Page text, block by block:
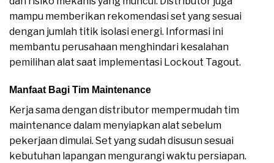
mampu memberikan rekomendasi set yang sesuai
dengan jumlah titik isolasi energi. Informasi ini
membantu perusahaan menghindari kesalahan
pemilihan alat saat implementasi Lockout Tagout.
Manfaat Bagi Tim Maintenance
Kerja sama dengan distributor mempermudah tim
maintenance dalam menyiapkan alat sebelum
pekerjaan dimulai. Set yang sudah disusun sesuai
kebutuhan lapangan mengurangi waktu persiapan.